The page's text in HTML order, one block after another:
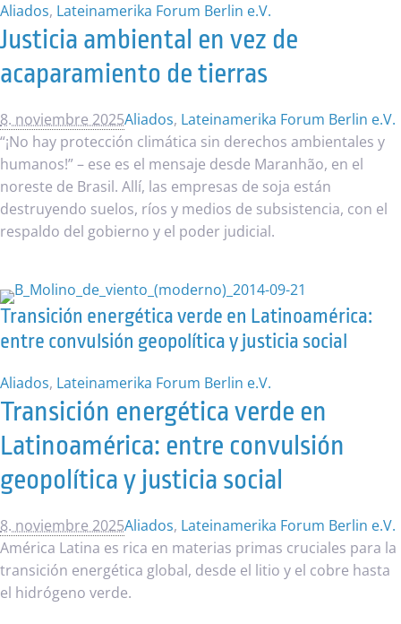
Aliados, Lateinamerika Forum Berlin e.V.
Justicia ambiental en vez de
acaparamiento de tierras
8. noviembre 2025Aliados, Lateinamerika Forum Berlin e.V.
“¡No hay protección climática sin derechos ambientales y
humanos!” – ese es el mensaje desde Maranhão, en el
noreste de Brasil. Allí, las empresas de soja están
destruyendo suelos, ríos y medios de subsistencia, con el
respaldo del gobierno y el poder judicial.
Transición energética verde en Latinoamérica:
entre convulsión geopolítica y justicia social
Aliados, Lateinamerika Forum Berlin e.V.
Transición energética verde en
Latinoamérica: entre convulsión
geopolítica y justicia social
8. noviembre 2025Aliados, Lateinamerika Forum Berlin e.V.
América Latina es rica en materias primas cruciales para la
transición energética global, desde el litio y el cobre hasta
el hidrógeno verde.